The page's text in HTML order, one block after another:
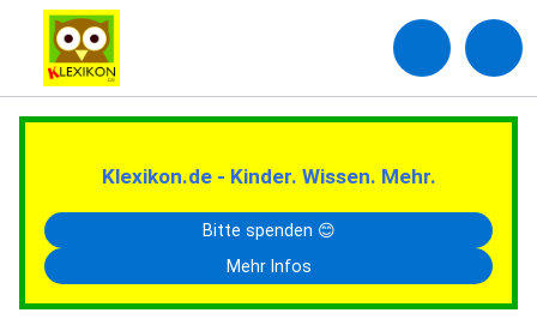
Klexikon.de - Kinder. Wissen. Mehr.
Bitte spenden 😊
Mehr Infos